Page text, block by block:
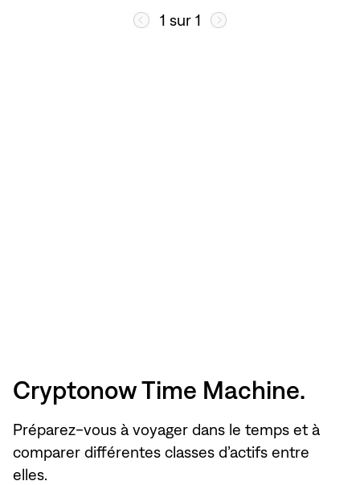
1 sur 1
Cryptonow Time Machine.
Préparez-vous à voyager dans le temps et à
comparer différentes classes d’actifs entre
elles.